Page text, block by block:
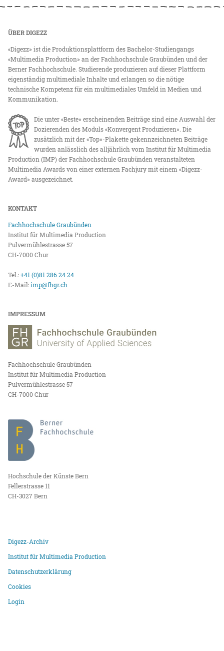
ÜBER DIGEZZ
«Digezz» ist die Produktionsplattform des Bachelor-Studiengangs
«Multimedia Production» an der Fachhochschule Graubünden und der
Berner Fachhochschule. Studierende produzieren auf dieser Plattform
eigenständig multimediale Inhalte und erlangen so die nötige
technische Kompetenz für ein multimediales Umfeld in Medien und
Kommunikation.
Die unter «Beste» erscheinenden Beiträge sind eine Auswahl der
Dozierenden des Moduls «Konvergent Produzieren». Die
zusätzlich mit der «Top»-Plakette gekennzeichneten Beiträge
wurden anlässlich des alljährlich vom Institut für Multimedia
Production (IMP) der Fachhochschule Graubünden veranstalteten
Multimedia Awards von einer externen Fachjury mit einem «Digezz-
Award» ausgezeichnet.
KONTAKT
Fachhochschule Graubünden
Institut für Multimedia Production
Pulvermühlestrasse 57
CH-7000 Chur
Tel.:+41 (0)81 286 24 24
E-Mail:imp@fhgr.ch
IMPRESSUM
Fachhochschule Graubünden
Institut für Multimedia Production
Pulvermühlestrasse 57
CH-7000 Chur
Hochschule der Künste Bern
Fellerstrasse 11
CH-3027 Bern
Digezz-Archiv
Institut für Multimedia Production
Datenschutzerklärung
Cookies
Login